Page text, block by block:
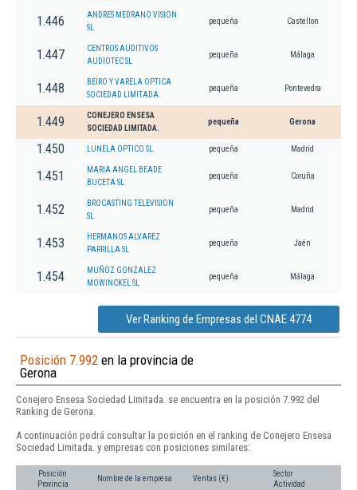
1.446
ANDRES MEDRANO VISION
SL
pequeña Castellon
1.447
CENTROS AUDITIVOS
AUDIOTEC SL
pequeña Málaga
1.448
BEIRO Y VARELA OPTICA
SOCIEDAD LIMITADA.
pequeña Pontevedra
1.449
CONEJERO ENSESA
SOCIEDAD LIMITADA.
pequeña Gerona
1.450 LUNELA OPTICO SL. pequeña Madrid
1.451
MARIA ANGEL BEADE
BUCETA SL
pequeña Coruña
1.452
BROCASTING TELEVISION
SL
pequeña Madrid
1.453
HERMANOS ALVAREZ
PARRILLA SL
pequeña Jaén
1.454
MUÑOZ GONZALEZ
MOWINCKEL SL
pequeña Málaga
Ver Ranking de Empresas del CNAE 4774
Posición 7.992 en la provincia de
Gerona
Conejero Ensesa Sociedad Limitada. se encuentra en la posición 7.992 del
Ranking de Gerona.
A continuación podrá consultar la posición en el ranking de Conejero Ensesa
Sociedad Limitada. y empresas con posiciones similares:
Posición
Provincia
Nombre de la empresa Ventas (€)
Sector
Actividad